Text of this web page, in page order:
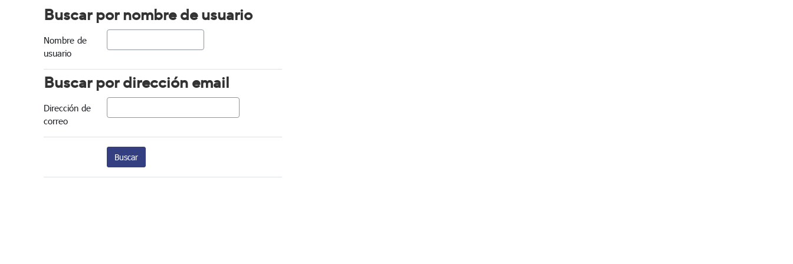
Buscar por nombre de usuario
Buscar por nombre de usuario
Nombre de
usuario
Buscar por dirección email
Buscar por dirección email
Dirección de
correo